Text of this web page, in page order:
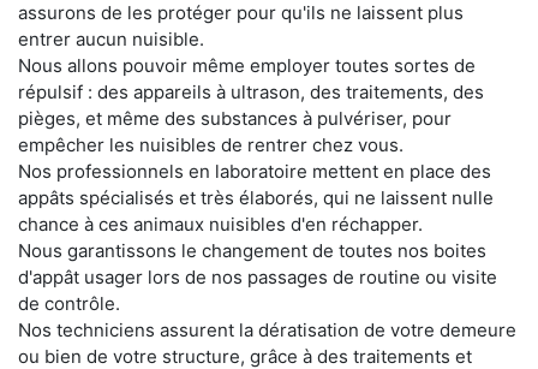
assurons de les protéger pour qu'ils ne laissent plus
entrer aucun nuisible.
Nous allons pouvoir même employer toutes sortes de
répulsif : des appareils à ultrason, des traitements, des
pièges, et même des substances à pulvériser, pour
empêcher les nuisibles de rentrer chez vous.
Nos professionnels en laboratoire mettent en place des
appâts spécialisés et très élaborés, qui ne laissent nulle
chance à ces animaux nuisibles d'en réchapper.
Nous garantissons le changement de toutes nos boites
d'appât usager lors de nos passages de routine ou visite
de contrôle.
Nos techniciens assurent la dératisation de votre demeure
ou bien de votre structure, grâce à des traitements et